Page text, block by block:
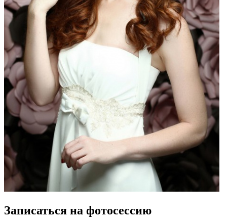
Записаться на фотосессию